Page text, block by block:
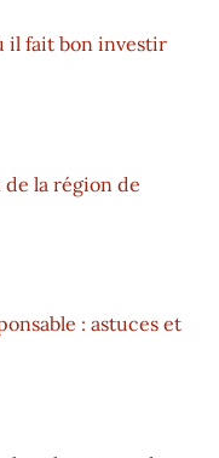
il fait bon investir
la région de
: astuces et